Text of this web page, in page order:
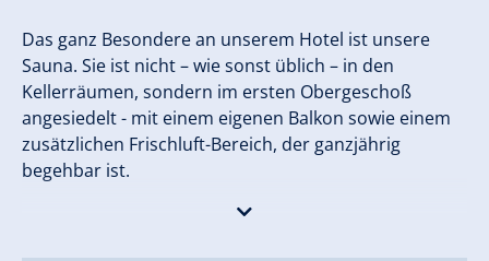
Das ganz Besondere an unserem Hotel ist unsere
Sauna. Sie ist nicht – wie sonst üblich – in den
Kellerräumen, sondern im ersten Obergeschoß
angesiedelt - mit einem eigenen Balkon sowie einem
zusätzlichen Frischluft-Bereich, der ganzjährig
begehbar ist.
Als kinderfreundlicher Familienbetrieb ist es uns ein